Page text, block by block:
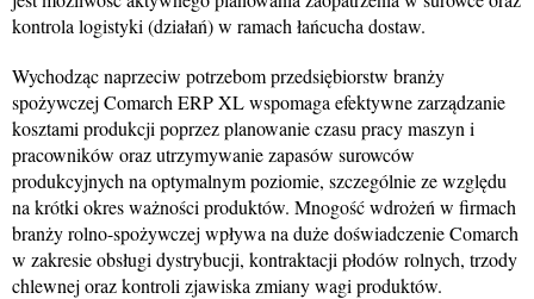
kontrola logistyki (działań) w ramach łańcucha dostaw.
Wychodząc naprzeciw potrzebom przedsiębiorstw branży
spożywczej Comarch ERP XL wspomaga efektywne zarządzanie
kosztami produkcji poprzez planowanie czasu pracy maszyn i
pracowników oraz utrzymywanie zapasów surowców
produkcyjnych na optymalnym poziomie, szczególnie ze względu
na krótki okres ważności produktów. Mnogość wdrożeń w firmach
branży rolno-spożywczej wpływa na duże doświadczenie Comarch
w zakresie obsługi dystrybucji, kontraktacji płodów rolnych, trzody
chlewnej oraz kontroli zjawiska zmiany wagi produktów.